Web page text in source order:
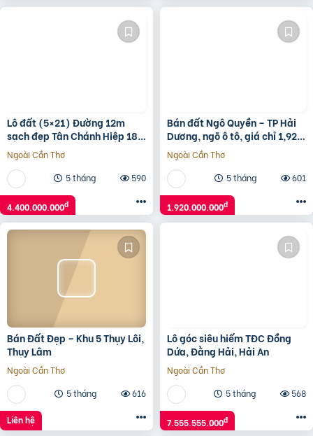
Lô đất (5×21) Đường 12m
sạch đẹp Tân Chánh Hiệp 18,
Quận 12, giá rẻ 4.4 tỷ
Ngoài Cần Thơ
5 tháng
590
4.400.000.000đ
Bán đất Ngô Quyền – TP Hải
Dương, ngõ ô tô, giá chỉ 1,92
tỷ cực tiềm năng
Ngoài Cần Thơ
5 tháng
601
1.920.000.000đ
Bán Đất Đẹp – Khu 5 Thụy Lôi,
Thụy Lâm
Ngoài Cần Thơ
5 tháng
616
Liên hệ
Lô góc siêu hiếm TĐC Đồng
Dứa, Đằng Hải, Hải An
Ngoài Cần Thơ
5 tháng
568
7.555.555.000đ